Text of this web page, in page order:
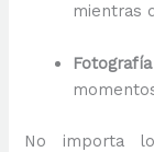
mientras
No importa